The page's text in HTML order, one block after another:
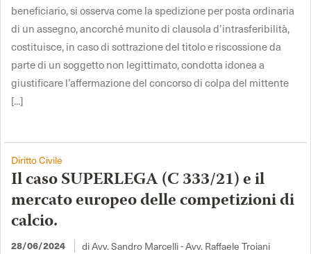
beneficiario, si osserva come la spedizione per posta ordinaria
di un assegno, ancorché munito di clausola d’intrasferibilità,
costituisce, in caso di sottrazione del titolo e riscossione da
parte di un soggetto non legittimato, condotta idonea a
giustificare l’affermazione del concorso di colpa del mittente
[...]
Diritto Civile
Il caso SUPERLEGA (C 333/21) e il
mercato europeo delle competizioni di
calcio.
28/06/2024 di Avv. Sandro Marcelli - Avv. Raffaele Troiani